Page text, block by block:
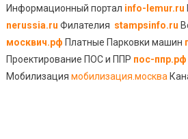
Информационный портал info-lemur.ru
nerussia.ru Филателия stampsinfo.ru
москвич.рф Платные Парковки машин
Проектирование ПОС и ППР пос-ппр.рф
Мобилизация мобилизация.москва